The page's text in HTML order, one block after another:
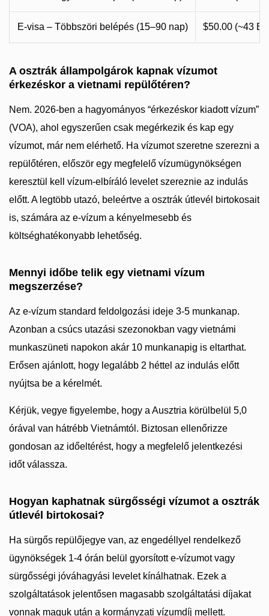
E-visa – Többszöri belépés (15–90 nap) $50.00 (~43
A osztrák állampolgárok kapnak vízumot
érkezéskor a vietnami repülőtéren?
Nem. 2026-ben a hagyományos “érkezéskor kiadott vízum”
(VOA), ahol egyszerűen csak megérkezik és kap egy
vízumot, már nem elérhető. Ha vízumot szeretne szerezni a
repülőtéren, először egy megfelelő vízumügynökségen
keresztül kell vízum-elbíráló levelet szereznie az indulás
előtt. A legtöbb utazó, beleértve a osztrák útlevél birtokosait
is, számára az e-vízum a kényelmesebb és
költséghatékonyabb lehetőség.
Mennyi időbe telik egy vietnami vízum
megszerzése?
Az e-vízum standard feldolgozási ideje 3-5 munkanap.
Azonban a csúcs utazási szezonokban vagy vietnámi
munkaszüneti napokon akár 10 munkanapig is eltarthat.
Erősen ajánlott, hogy legalább 2 héttel az indulás előtt
nyújtsa be a kérelmét.
Kérjük, vegye figyelembe, hogy a Ausztria körülbelül 5,0
órával van hátrébb Vietnámtól. Biztosan ellenőrizze
gondosan az időeltérést, hogy a megfelelő jelentkezési
időt válassza.
Hogyan kaphatnak sürgősségi vízumot a osztrák
útlevél birtokosai?
Ha sürgős repülőjegye van, az engedéllyel rendelkező
ügynökségek 1-4 órán belül gyorsított e-vízumot vagy
sürgősségi jóváhagyási levelet kínálhatnak. Ezek a
szolgáltatások jelentősen magasabb szolgáltatási díjakat
vonnak maguk után a kormányzati vízumdíj mellett.